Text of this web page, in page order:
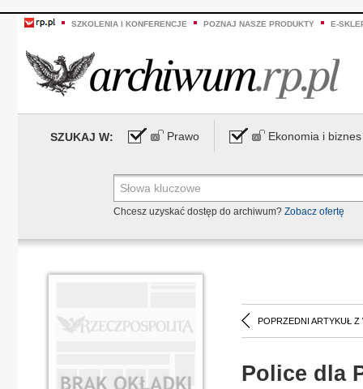
SZKOLENIA I KONFERENCJE POZNAJ NASZE PRODUKTY E-
SZUKAJ W: Prawo Ekonomia i biznes
Chcesz uzyskać dostęp do archiwum? Zobacz ofertę
POPRZEDNI ARTYKUŁ Z
Police dla